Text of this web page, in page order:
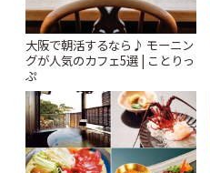
大阪で朝活するなら♪ モーニン
グが人気のカフェ5選 | ことりっ
ぷ